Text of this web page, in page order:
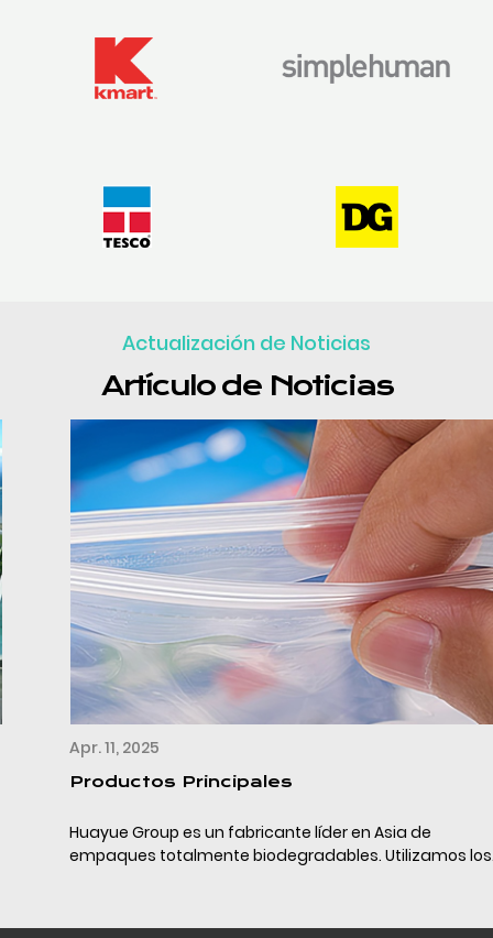
Actualización de Noticias
Artículo de Noticias
Apr. 11, 2025
Productos Principales
Huayue Group es un fabricante líder en Asia de
empaques totalmente biodegradables. Utilizamos los
la tecn...